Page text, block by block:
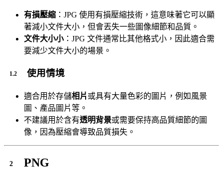
有損壓縮 ：JPG 使用有損壓縮技術，這意味著它可以顯
著減小文件大小，但會丟失一些圖像細節和品質。
文件大小小：JPG 文件通常比其他格式小，因此適合需
要減少文件大小的場景。
使用情境
適合用於存儲相片 或具有大量色彩的圖片，例如風景
圖、產品圖片等。
不建議用於含有透明背景或需要保持高品質細節的圖
像，因為壓縮會導致品質損失。
PNG